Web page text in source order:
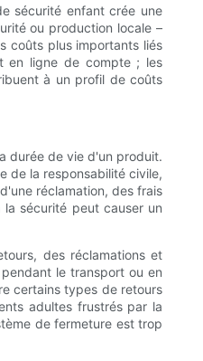
sécurité enfant crée une
ou production locale –
coûts plus importants liés
en ligne de compte ; les
à un profil de coûts
durée de vie d'un produit.
de la responsabilité civile,
réclamation, des frais
sécurité peut causer un
des réclamations et
le transport ou en
certains types de retours
adultes frustrés par la
de fermeture est trop